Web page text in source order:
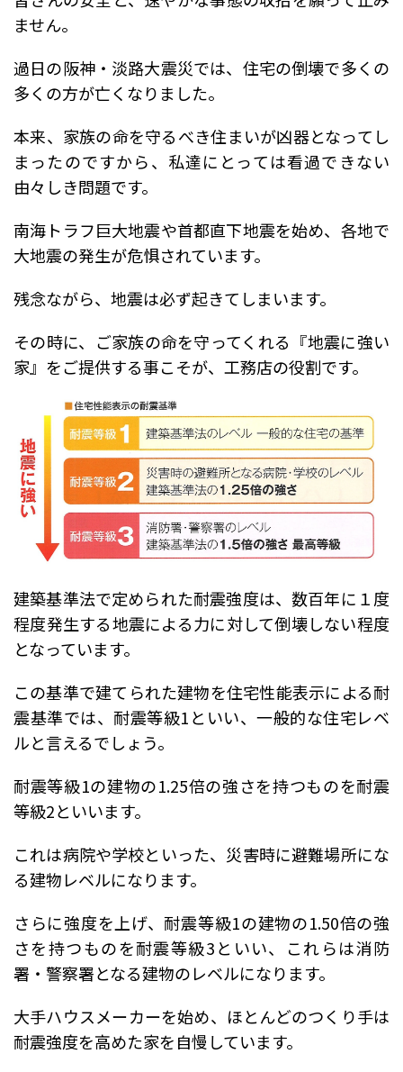
ません。
過日の阪神・淡路大震災では、住宅の倒壊で多くの
多くの方が亡くなりました。
本来、家族の命を守るべき住まいが凶器となってし
まったのですから、私達にとっては看過できない
由々しき問題です。
南海トラフ巨大地震や首都直下地震を始め、各地で
大地震の発生が危惧されています。
残念ながら、地震は必ず起きてしまいます。
その時に、ご家族の命を守ってくれる『地震に強い
家』をご提供する事こそが、工務店の役割です。
建築基準法で定められた耐震強度は、数百年に１度
程度発生する地震による力に対して倒壊しない程度
となっています。
この基準で建てられた建物を住宅性能表示による耐
震基準では、耐震等級1といい、一般的な住宅レベ
ルと言えるでしょう。
耐震等級1の建物の1.25倍の強さを持つものを耐震
等級2といいます。
これは病院や学校といった、災害時に避難場所にな
る建物レベルになります。
さらに強度を上げ、耐震等級1の建物の1.50倍の強
さを持つものを耐震等級3といい、これらは消防
署・警察署となる建物のレベルになります。
大手ハウスメーカーを始め、ほとんどのつくり手は
耐震強度を高めた家を自慢しています。